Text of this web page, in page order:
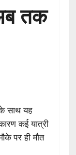
तक
साथ यह
कई यात्री
पर ही मौत